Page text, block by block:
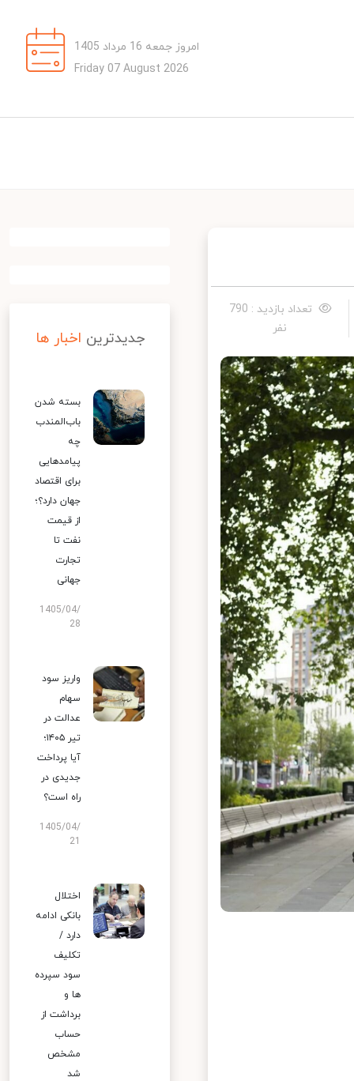
امروز جمعه 16 مرداد 1405
Friday 07 August 2026
تعداد بازدید : 790
نفر
جدیدترین اخبار ها
بسته شدن
باب‌المندب
چه
پیامدهایی
برای اقتصاد
جهان دارد؟؛
از قیمت
نفت تا
تجارت
جهانی
1405/04/
28
واریز سود
سهام
عدالت در
تیر ۱۴۰۵؛
آیا پرداخت
جدیدی در
راه است؟
1405/04/
اختلال
بانکی ادامه
دارد /
تکلیف
سود سپرده
ها و
برداشت از
حساب
مشخص
شد